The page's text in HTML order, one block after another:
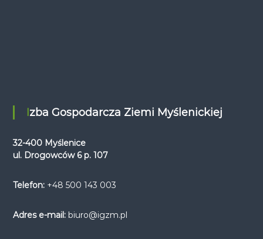
Izba Gospodarcza Ziemi Myślenickiej
32-400 Myślenice
ul. Drogowców 6 p. 107
Telefon: +48 500 143 003
Adres e-mail: biuro@igzm.pl